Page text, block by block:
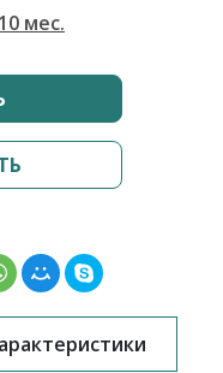
мес.